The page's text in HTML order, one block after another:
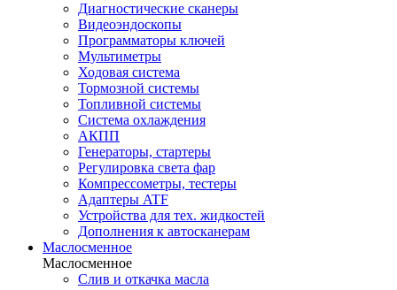
Диагностические сканеры
Видеоэндоскопы
Программаторы ключей
Мультиметры
Ходовая система
Тормозной системы
Топливной системы
Система охлаждения
АКПП
Генераторы, стартеры
Регулировка света фар
Компрессометры, тестеры
Адаптеры ATF
Устройства для тех. жидкостей
Дополнения к автосканерам
Маслосменное
Маслосменное
Слив и откачка масла